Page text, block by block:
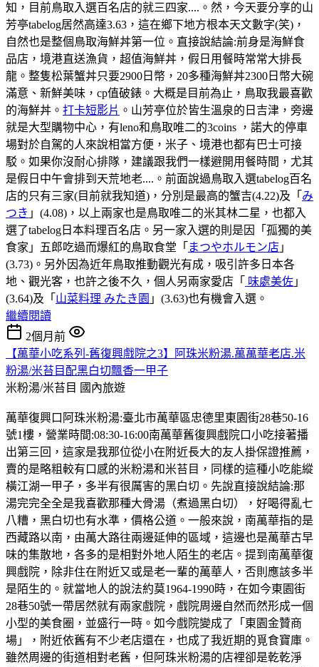
知，目前鳥取入選百名店的就三四家....。然，今天要分享的山
芳亭tabelog居然高達3.63，這在鄉下地方根本天文數字(笑)，
自然也是整個鳥取海鮮丼第一位。直接說結論:前身是海鮮食
品店，境港直送漁貨，超值海鮮丼，假日用餐時常常大排長
龍。整隻松葉蟹丼只要2900日幣，20多種海鮮丼2300日幣大碗
滿意、新鮮美味，cp值破錶。大概是目前為止，鳥取我最喜歡
的海鮮丼。 打卡短影片 。山芳亭位於皆生溫泉的日吉津，旁邊
就是大型購物中心，有leno和鳥取唯二的3coins ，諾大的停車
場對於自駕的人來說相當方便，米子、境港也都有巴士可接
駁。如果你沒耐心排隊，建議跟我們一樣避開用餐時間，尤其
是假日中午會排到天荒地老....。前面說過鳥取入選tabelog百名
店的只有三家(目前就我知道)，分別是最高的蟹吉(4.22)及「 み
つき 」(4.08)，以上兩家也是鳥取唯二的米其林二星，也都入
選了tabelog日本料理百名店。另一家入選的則是因「孤獨的美
食家」五郎吃過而爆紅的鳥取食堂「 まつやホルモン店 」
(3.73)。另外因為近年鳥取推動觀光有成，吸引許多日本各
地、觀光客，也許之後不久，個人另兩家愛店「 味處美佐 」
(3.64)及「 山菜料理 みたき園 」(3.63)也有機會入選。
繼續閱讀
2個月前
【萬華小吃系列-舊復興戲院之3】阿珠米粉湯.萬萬華老店.米
粉湯/米苔目配黑白切飄香一甲子
米粉湯/米苔目 國內旅遊
萬華復興口阿珠米粉湯:臺北市萬華區忠德里東園街28巷50-16
號1樓，營業時間:08:30-16:00南萬華舊復興戲院口小吃接著播
出第三回，這家是我那位從小在附近長大的友人掛保證推薦，
賣的是略粗較有口感的米粉湯和米苔目，同樣的這種小吃能縱
橫江湖一甲子，多半有很厲害的黑白切。先說直接說結論:那
湯完完全全是我喜歡那種大骨湯（煮過黑白切），好喝得亂七
八糟，黑白切也有水準，價格公道。一般來說，南萬華指的是
西藏路以南，由萬大路往兩邊延伸的區域，這邊也是萬華古早
味的集散地，各多的是相對外地人陌生的老店。提到南萬華復
興戲院，除非住在附近又或是老一輩的萬華人，否則應該多半
是陌生的。就當地人的說法約莫1964-1990時，在如今東園街
28巷50號一帶居然就有兩家戲院，戲院周邊自然而然形成一個
小型的美食圈，並盛行一時。如今戲院變成了「東園金贊商
場」，附近依舊有不少老店還在，也成了我近期的覓食寶庫。
雖然周邊的街道相對老舊，但阿珠米粉湯的店裡卻是乾乾淨